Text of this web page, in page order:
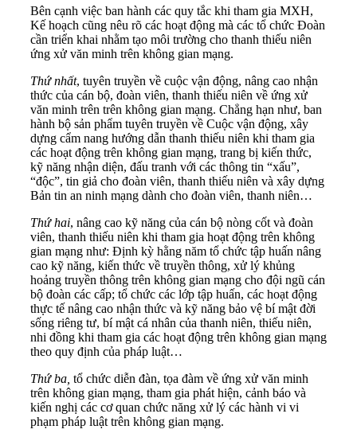
Bên cạnh việc ban hành các quy tắc khi tham gia MXH,
Kế hoạch cũng nêu rõ các hoạt động mà các tổ chức Đoàn
cần triển khai nhằm tạo môi trường cho thanh thiếu niên
ứng xử văn minh trên không gian mạng.
Thứ nhất, tuyên truyền về cuộc vận động, nâng cao nhận
thức của cán bộ, đoàn viên, thanh thiếu niên về ứng xử
văn minh trên trên không gian mạng. Chẳng hạn như, ban
hành bộ sản phẩm tuyên truyền về Cuộc vận động, xây
dựng cẩm nang hướng dẫn thanh thiếu niên khi tham gia
các hoạt động trên không gian mạng, trang bị kiến thức,
kỹ năng nhận diện, đấu tranh với các thông tin “xấu”,
“độc”, tin giả cho đoàn viên, thanh thiếu niên và xây dựng
Bản tin an ninh mạng dành cho đoàn viên, thanh niên…
Thứ hai, nâng cao kỹ năng của cán bộ nòng cốt và đoàn
viên, thanh thiếu niên khi tham gia hoạt động trên không
gian mạng như: Định kỳ hằng năm tổ chức tập huấn nâng
cao kỹ năng, kiến thức về truyền thông, xử lý khủng
hoảng truyền thông trên không gian mạng cho đội ngũ cán
bộ đoàn các cấp; tổ chức các lớp tập huấn, các hoạt động
thực tế nâng cao nhận thức và kỹ năng bảo vệ bí mật đời
sống riêng tư, bí mật cá nhân của thanh niên, thiếu niên,
nhi đồng khi tham gia các hoạt động trên không gian mạng
theo quy định của pháp luật…
Thứ ba, tổ chức diễn đàn, tọa đàm về ứng xử văn minh
trên không gian mạng, tham gia phát hiện, cảnh báo và
kiến nghị các cơ quan chức năng xử lý các hành vi vi
phạm pháp luật trên không gian mạng.